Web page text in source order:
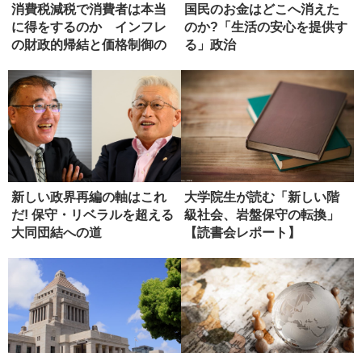
消費税減税で消費者は本当
に得をするのか インフレ
の財政的帰結と価格制御の
国民のお金はどこへ消えた
のか?「生活の安心を提供す
る」政治
新しい政界再編の軸はこれ
だ! 保守・リベラルを超える
大同団結への道
大学院生が読む「新しい階
級社会、岩盤保守の転換」
【読書会レポート】